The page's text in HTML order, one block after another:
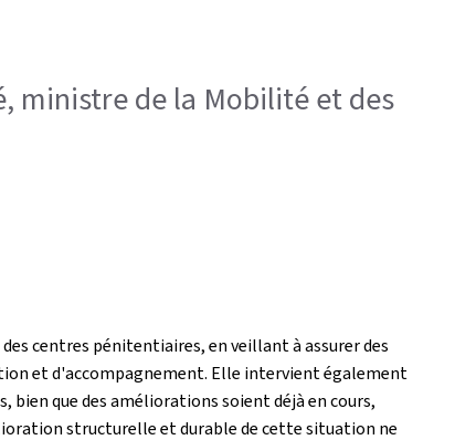
ministre de la Mobilité et des
centres pénitentiaires, en veillant à assurer des
et d'accompagnement. Elle intervient également
bien que des améliorations soient déjà en cours,
structurelle et durable de cette situation ne